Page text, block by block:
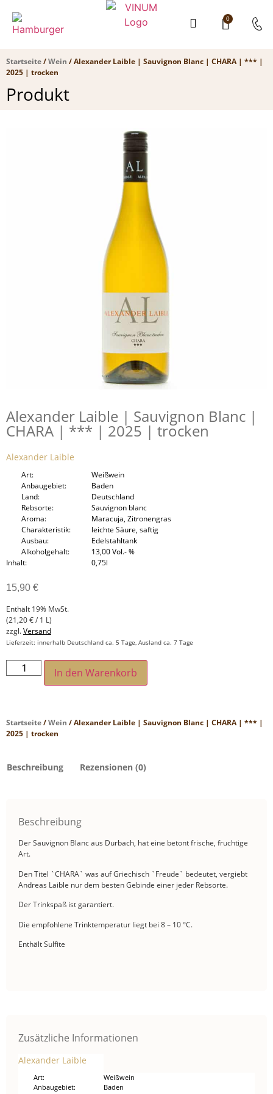
0
Startseite/Wein / Alexander Laible | Sauvignon Blanc | CHARA | *** |
2025 | trocken
Produkt
Alexander Laible | Sauvignon Blanc |
CHARA | *** | 2025 | trocken
Alexander Laible
Art
Weißwein
Anbaugebiet
Baden
Land
Deutschland
Rebsorte
Sauvignon blanc
Aroma
Maracuja, Zitronengras
Charakteristik
leichte Säure, saftig
Ausbau
Edelstahltank
Alkoholgehalt
13,00 Vol.- %
Inhalt
0,75l
15,90 €
Enthält 19% MwSt.
(21,20€/ 1 L)
zzgl.Versand
Lieferzeit: innerhalb Deutschland ca. 5 Tage, Ausland ca. 7 Tage
In den Warenkorb
Startseite/Wein / Alexander Laible | Sauvignon Blanc | CHARA | *** |
2025 | trocken
Beschreibung Rezensionen (0)
Beschreibung
Der Sauvignon Blanc aus Durbach, hat eine betont frische, fruchtige
Art.
Den Titel `CHARA` was auf Griechisch `Freude` bedeutet, vergiebt
Andreas Laible nur dem besten Gebinde einer jeder Rebsorte.
Der Trinkspaß ist garantiert.
Die empfohlene Trinktemperatur liegt bei 8 – 10 °C.
Enthält Sulfite
Zusätzliche Informationen
Alexander Laible
Art
Weißwein
Anbaugebiet
Baden